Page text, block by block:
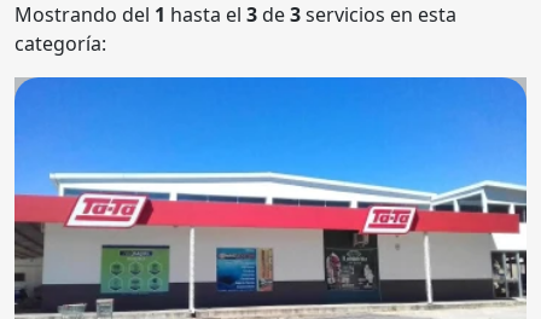
Mostrando del 1 hasta el 3de3servicios en esta
categoría: